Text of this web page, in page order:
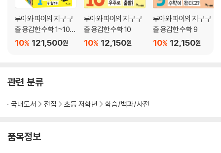
험하다 보면 수학이 저절로 재밌어질 테니까!
시공을 넘나드는 스토리로 호기심을
만화식 구성으로 재미를
《용감한 수학 05 느림보 거죽의 참과 거짓?》은 한 치 앞을 예측할 수 없는
루아의 모험이 드디어 바닷속에서 펼쳐진다. 아이들만 여행하는 걸 걱정하
닷속에서는 또 누구를 만나 어떤 경험을 하게 될까?
루아와 파이의 지구 구
출 용감한 수학 1~10
세트 121,500원
10%
루아와 파이의 지구 구
출 용감한 수학 10
12,150원
10%
루아와 파이의 지구 구
출 용감한 수학 9
12,150원
10%
관련 분류
국내도서 전집 초등 저학년 학습/백과/사전
품목정보